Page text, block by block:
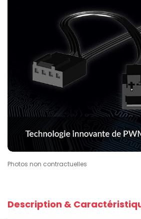
Photos non contractuelles
Description &